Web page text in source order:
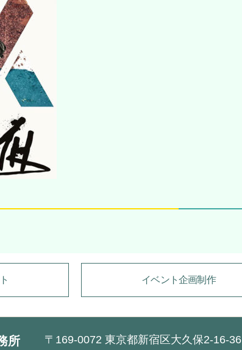
イベント企画制作
所 〒169-0072 東京都新宿区大久保2-16-36